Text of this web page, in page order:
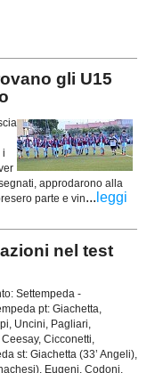
gli U15
i
approdarono alla
parte e vin... leggi
nel test
Settempeda -
pt: Giachetta,
Uncini, Pagliari,
Cicconetti,
st: Giachetta (33’ Angeli),
Eugeni, Codoni,